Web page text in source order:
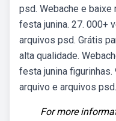
psd. Webache e baixe
festa junina. 27. 000+
arquivos psd. Grátis
alta qualidade.
festa junina
arquivo e arquivos psd.
For more